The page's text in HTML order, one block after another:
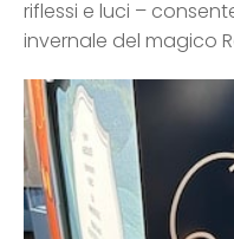
riflessi e luci –
invernale del magico